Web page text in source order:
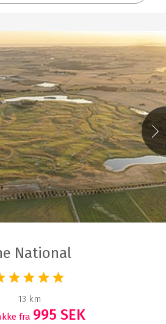
National
13 km
fra 995 SEK